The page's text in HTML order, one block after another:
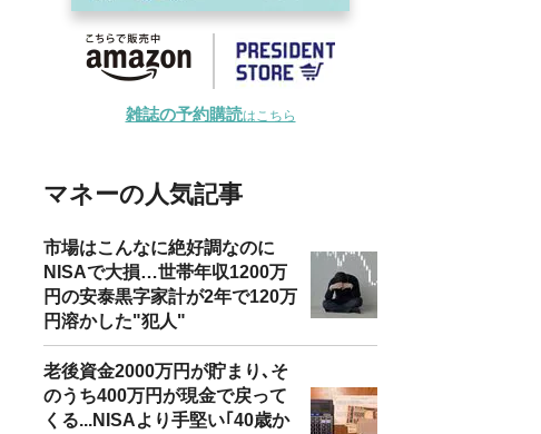
雑誌の予約購読はこちら
マネーの人気記事
市場はこんなに絶好調なのに
NISAで大損…世帯年収1200万
円の安泰黒字家計が2年で120万
円溶かした"犯人"
老後資金2000万円が貯まり､そ
のうち400万円が現金で戻って
くる...NISAより手堅い｢40歳か